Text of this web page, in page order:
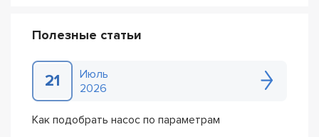
Полезные статьи
21
Июль
2026
Как подобрать насос по параметрам